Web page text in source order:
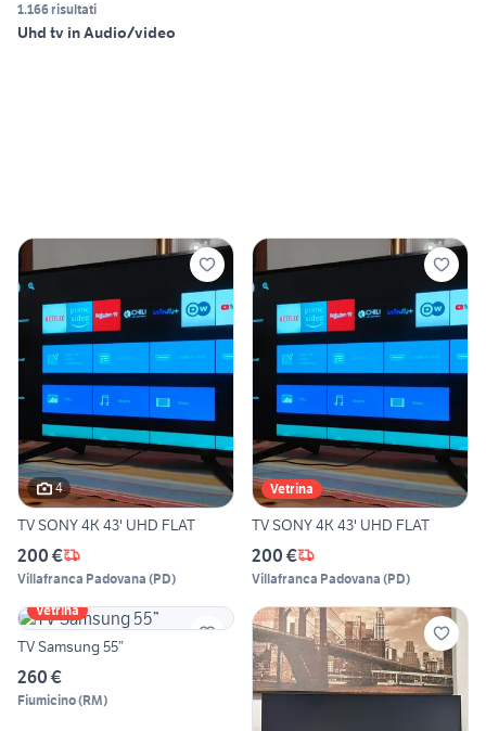
1.166 risultati
Uhd tv in Audio/video
4
TV SONY 4K 43' UHD FLAT
200 €
Villafranca Padovana (PD)
Vetrina
TV SONY 4K 43' UHD FLAT
200 €
Villafranca Padovana (PD)
Vetrina
TV Samsung 55”
260 €
Fiumicino(RM)